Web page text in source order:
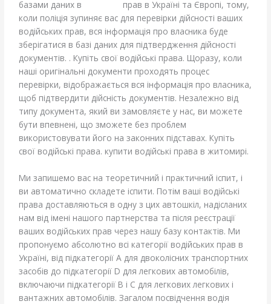
базами даних в
прав в Україні та Європі, тому,
коли поліція зупиняє вас для перевірки дійсності ваших
водійських прав, вся інформація про власника буде
зберігатися в базі даних для підтвердження дійсності
документів. . Купіть свої водійські права. Щоразу, коли
наші оригінальні документи проходять процес
перевірки, відображається вся інформація про власника,
щоб підтвердити дійсність документів. Незалежно від
типу документа, який ви замовляєте у нас, ви можете
бути впевнені, що зможете без проблем
використовувати його на законних підставах. Купіть
свої водійські права. купити водійські права в житомирі.
Ми запишемо вас на теоретичний і практичний іспит, і
ви автоматично складете іспити. Потім ваші водійські
права доставляються в одну з цих автошкіл, надісланих
нам від імені нашого партнерства та після реєстрації
ваших водійських прав через нашу базу контактів. Ми
пропонуємо абсолютно всі категорії водійських прав в
Україні, від підкатегорії А для двоколісних транспортних
засобів до підкатегорії D для легкових автомобілів,
включаючи підкатегорії В і С для легкових легкових і
вантажних автомобілів. Загалом посвідчення водія